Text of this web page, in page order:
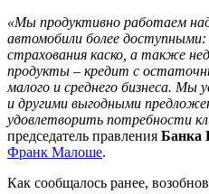
«Мы продуктивно работаем
автомобили более доступными:
страхования каско, а также
продукты – кредит с
малого и среднего бизнеса. Мы
и другими выгодными
удовлетворить потребности
председатель правления Банка
Франк Малоше.
Как сообщалось ранее,